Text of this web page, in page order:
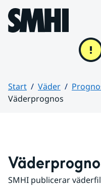
Hoppa till sidans innehåll
Start Väder
Väderprognos
SMHI publicerar